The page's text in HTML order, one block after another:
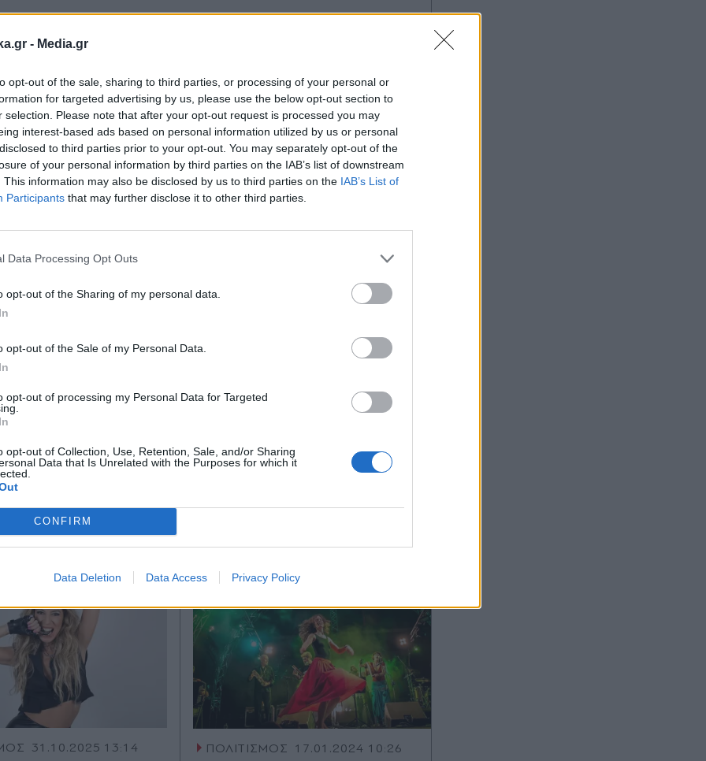
- Media.gr
opt-out of the sale, sharing to third parties, or processing of your personal or
for targeted advertising by us, please use the below opt-out section to
selection. Please note that after your opt-out request is processed you may
interest-based ads based on personal information utilized by us or personal
to third parties prior to your opt-out. You may separately opt-out of the
of your personal information by third parties on the IAB’s list of downstream
This information may also be disclosed by us to third parties on the IAB’s List of
Participants that may further disclose it to other third parties.
Data Processing Opt Outs
opt-out of the Sharing of my personal data.
opt-out of the Sale of my Personal Data.
opt-out of processing my Personal Data for Targeted
opt-out of Collection, Use, Retention, Sale, and/or Sharing
Data that Is Unrelated with the Purposes for which it
CONFIRM
Data Deletion Data Access Privacy Policy
gr-el/tickets/music/bioleta-ikari/
μας στο
Ακολουθήστε μας στο
31.10.2025 13:14
ΠΟΛΙΤΙΣΜΟΣ 17.01.2024 10:26
newsletter
Αποδέχομαι τουςόρους χρήσης